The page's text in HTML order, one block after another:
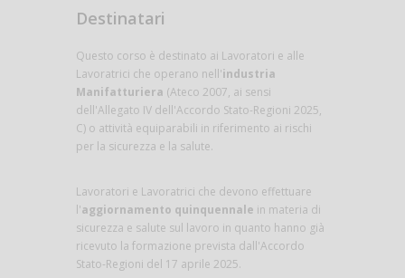
Destinatari
Questo corso è destinato ai Lavoratori e alle
Lavoratrici che operano nell'industria
Manifatturiera (Ateco 2007, ai sensi
dell'Allegato IV dell'Accordo Stato-Regioni 2025,
C) o attività equiparabili in riferimento ai rischi
per la sicurezza e la salute.
Lavoratori e Lavoratrici che devono effettuare
l'aggiornamento quinquennale in materia di
sicurezza e salute sul lavoro in quanto hanno già
ricevuto la formazione prevista dall'Accordo
Stato-Regioni del 17 aprile 2025.